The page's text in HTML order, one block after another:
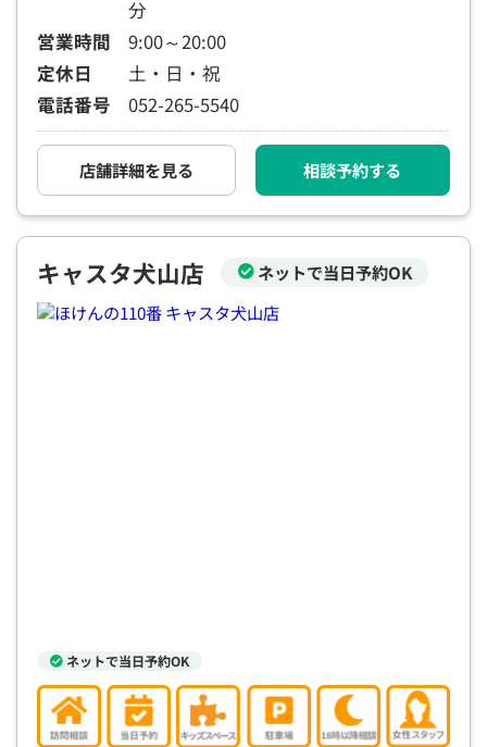
分
営業時間
9:00～20:00
定休日
土・日・祝
電話番号
052-265-5540
店舗詳細を見る 相談予約する
キャスタ犬山店 ネットで当日予約OK
ネットで当日予約OK